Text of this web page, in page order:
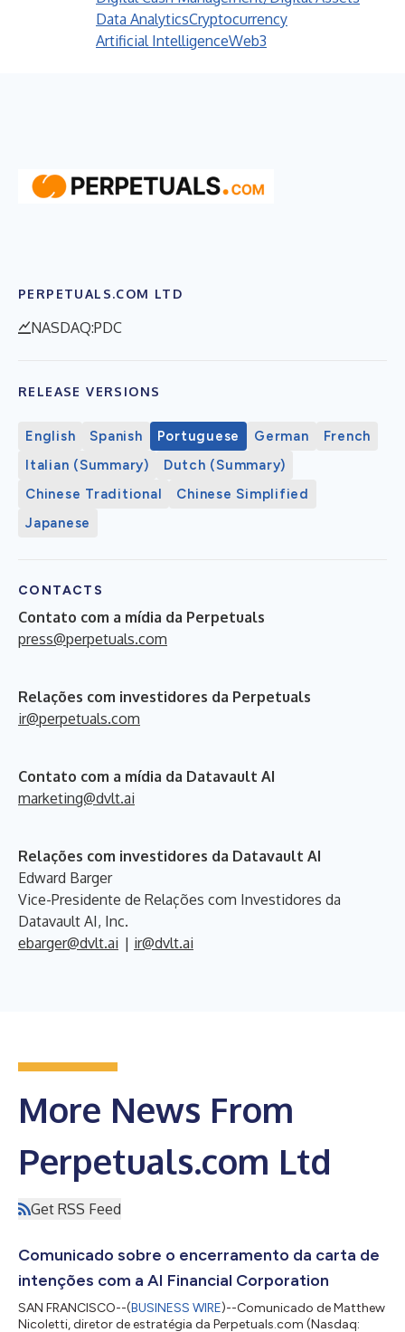
Data AnalyticsCryptocurrency
Artificial IntelligenceWeb3
PERPETUALS.COM LTD
NASDAQ:PDC
RELEASE VERSIONS
English Spanish Portuguese German
French
Italian (Summary)
Dutch (Summary)
Chinese Traditional
Chinese Simplified
Japanese
CONTACTS
Contato com a mídia da Perpetuals
press@perpetuals.com
Relações com investidores da Perpetuals
ir@perpetuals.com
Contato com a mídia da Datavault AI
marketing@dvlt.ai
Relações com investidores da Datavault AI
Edward Barger
Vice-Presidente de Relações com Investidores da
Datavault AI, Inc.
ebarger@dvlt.ai | ir@dvlt.ai
More News From
Perpetuals.com Ltd
Get RSS Feed
Comunicado sobre o encerramento da carta de
intenções com a AI Financial Corporation
SAN FRANCISCO--(BUSINESS WIRE)--Comunicado de Matthew
Nicoletti, diretor de estratégia da Perpetuals.com (Nasdaq: